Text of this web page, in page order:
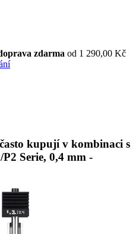
zdarma od 1 290,00 Kč
kupují v kombinaci s
Serie, 0,4 mm -